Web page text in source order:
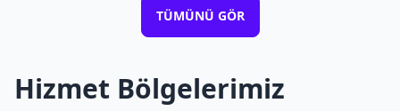
TÜMÜNÜ GÖR
Hizmet Bölgelerimiz